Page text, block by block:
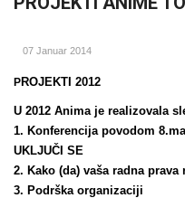
07 Januar 2014
PROJEKTI 2012
U 2012 Anima je realizovala
1. Konferencija povodom
UKLJUČI SE
2. Kako (da) vaša radna prava
3. Podrška organizaciji